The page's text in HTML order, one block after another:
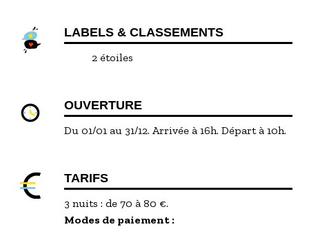
LABELS & CLASSEMENTS
2 étoiles
OUVERTURE
Du 01/01 au 31/12. Arrivée à 16h. Départ à 10h.
TARIFS
3 nuits : de 70 à 80 €.
Modes de paiement :